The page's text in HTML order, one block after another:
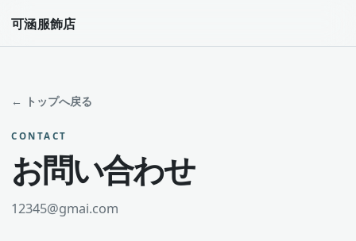
可涵服飾店
← トップへ戻る
CONTACT
お問い合わせ
12345@gmai.com